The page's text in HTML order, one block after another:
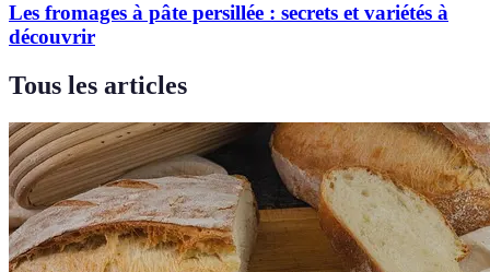
Les fromages à pâte persillée : secrets et variétés à
découvrir
Tous les articles